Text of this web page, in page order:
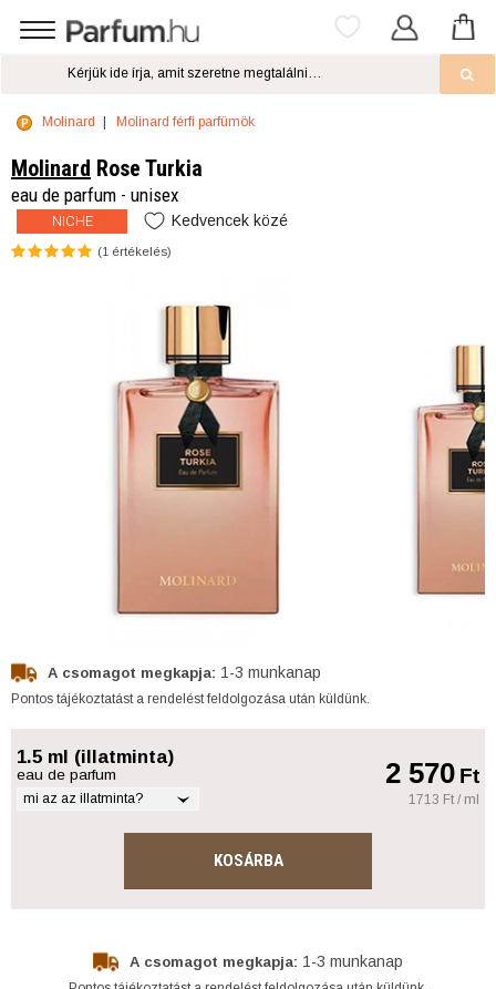
Molinard Molinard férfi parfümök
Molinard Rose Turkia
eau de parfum - unisex
NICHE Kedvencek közé
(1 értékelés)
A csomagot megkapja: 1-3 munkanap
Pontos tájékoztatást a rendelést feldolgozása után küldünk.
1.5 ml (illatminta)
eau de parfum
mi az az illatminta?
2 570Ft
1713 Ft / ml
KOSÁRBA
A csomagot megkapja: 1-3 munkanap